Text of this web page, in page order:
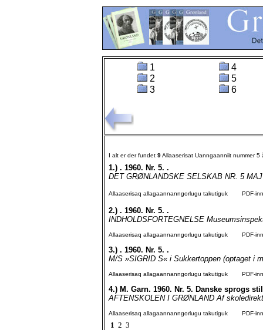
1
2
3
4
5
6
I alt er der fundet 9Allaaserisat Uanngaanniit nummer 5
1.) . 1960. Nr. 5. .
DET GRØNLANDSKE SELSKAB NR. 5
Allaaserisaq allagaannanngorlugu takutiguk PDF-
2.) . 1960. Nr. 5. .
INDHOLDSFORTEGNELSE
Allaaserisaq allagaannanngorlugu takutiguk PDF-
3.) . 1960. Nr. 5. .
M/S »SIGRID S« i Sukkertoppen (optaget i
Allaaserisaq allagaannanngorlugu takutiguk PDF-
4.) M. Garn. 1960. Nr. 5. Danske sprogs
AFTENSKOLEN I GRØNLAND Af
Allaaserisaq allagaannanngorlugu takutiguk PDF-
1 2 3